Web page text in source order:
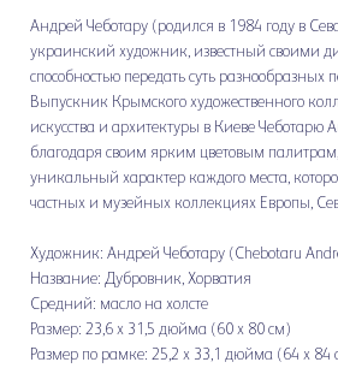
Андрей Чеботару (родился в 1984 году в
украинский художник, известный
способностью передать суть
Выпускник Крымского художественного
искусства и архитектуры в Киеве
благодаря своим ярким цветовым
уникальный характер каждого места,
частных и музейных коллекциях Европы,
Художник: Андрей Чеботару (Chebotaru
Название: Дубровник, Хорватия
Средний: масло на холсте
Размер: 23,6 x 31,5 дюйма (60 x 80 см)
Размер по рамке: 25,2 x 33,1 дюйма (64 x 84